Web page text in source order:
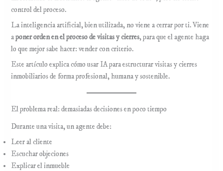
control del proceso.
La inteligencia artificial, bien utilizada, no viene a cerrar por ti. Viene
aponer orden en el proceso de visitas y cierres, para que el agente haga
lo que mejor sabe hacer: vender con criterio.
Este artículo explica cómo usar IA para estructurar visitas y cierres
inmobiliarios de forma profesional, humana y sostenible.
El problema real: demasiadas decisiones en poco tiempo
Durante una visita, un agente debe:
Leer al cliente
Escuchar objeciones
Explicar el inmueble